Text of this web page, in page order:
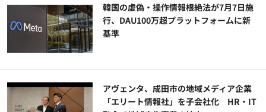
韓国の虚偽・操作情報根絶法が7月7日施
行、DAU100万超プラットフォームに新
基準
アヴェンタ、成田市の地域メディア企業
「エリート情報社」を子会社化 HR・IT